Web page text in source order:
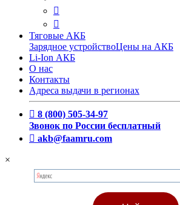
Тяговые АКБ
Зарядное устройствоЦены на АКБ
Li-Ion АКБ
О нас
Контакты
Адреса выдачи в регионах
8 (800) 505-34-97
Звонок по России бесплатный
akb@faamru.com
×